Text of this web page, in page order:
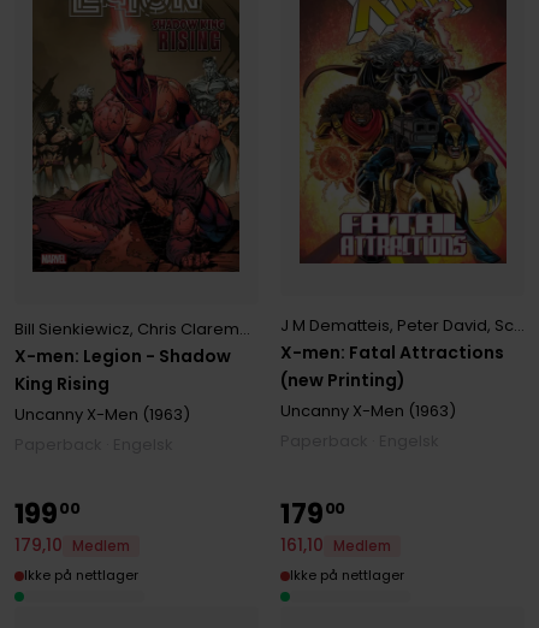
X-men: Legion - Shadow
King Rising
Bill Sienkiewicz, Chris Claremont Fabian Nicieza
Uncanny X-Men (1963)
X-men: Fatal Attractions
(new Printing)
J M Dematteis, Peter David, Scott Lobdell
Uncanny X-Men (1963)
19900
179,10
Medlem
Ikke på nettlager
17900
161,10
Medlem
Ikke på nettlager